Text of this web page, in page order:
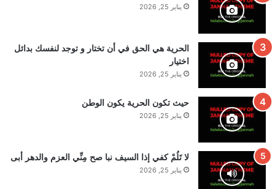
يناير 25, 2026
الحرية هي الحق في أن تختار و توجد لنفسك بدائل
اختيار
يناير 25, 2026
حيث تكون الحرية يكون الوطن
يناير 25, 2026
لا تَلُمْ كفي إذا السيف نبا صح مِنِّي العزم والدهر أبى
يناير 25, 2026